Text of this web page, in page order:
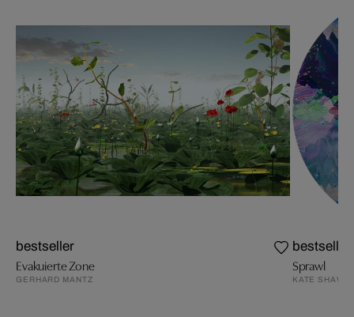
bestseller
Evakuierte Zone
GERHARD MANTZ
bestseller
Sprawl
KATE SHAW